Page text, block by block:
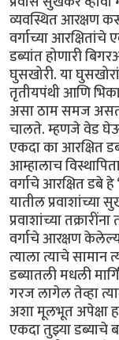
व्यवस्थित आरक्षण
वर्गाच्या
डब्यांत होणारी
घुसखोरी. या
तृतीयपंथी आणि
असा ठाम समज
चालते. म्हणजे वेड
एकदा का आरक्षित
आम्हालाच
वर्गाचे आरक्षित डबे
यातील प्रवाशांच्या
प्रवाशांच्या
वर्गाचे आरक्षण
त्याला त्याचे
डब्यातली मधली
गरज लागेल तेव्हा
अशा मूलभूत अपेक्षा
एकदा तुझ्या डब्याचे